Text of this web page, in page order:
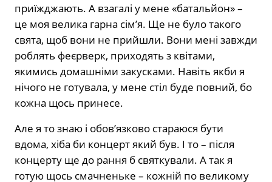
приїжджають. А взагалі у мене «батальйон» –
це моя велика гарна сім’я. Ще не було такого
свята, щоб вони не прийшли. Вони мені завжди
роблять феєрверк, приходять з квітами,
якимись домашніми закусками. Навіть якби я
нічого не готувала, у мене стіл буде повний, бо
кожна щось принесе.
Але я то знаю і обов’язково стараюся бути
вдома, хіба би концерт який був. І то – після
концерту ще до рання б святкували. А так я
готую щось смачненьке – кожній по великому